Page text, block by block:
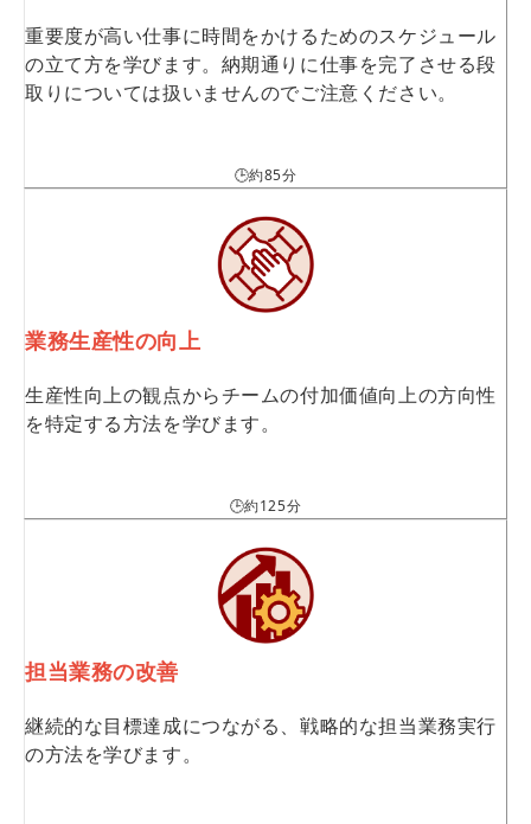
重要度が高い仕事に時間をかけるためのスケジュール
の立て方を学びます。納期通りに仕事を完了させる段
取りについては扱いませんのでご注意ください。
🕒約85分
業務生産性の向上
生産性向上の観点からチームの付加価値向上の方向性
を特定する方法を学びます。
🕒約125分
担当業務の改善
継続的な目標達成につながる、戦略的な担当業務実行
の方法を学びます。